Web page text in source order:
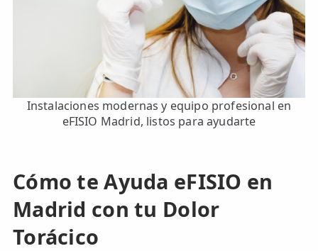
Instalaciones modernas y equipo profesional en
eFISIO Madrid, listos para ayudarte
Cómo te Ayuda eFISIO en
Madrid con tu Dolor
Torácico